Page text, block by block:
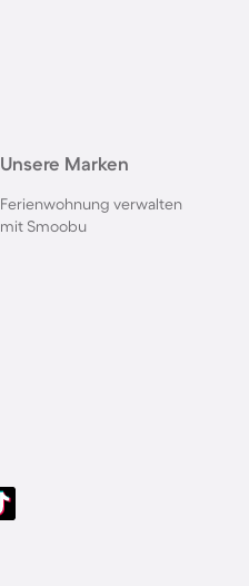
Unsere Marken
Ferienwohnung verwalten
mit Smoobu